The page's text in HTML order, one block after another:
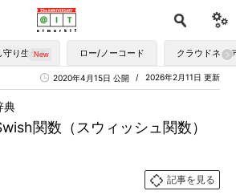
守り生かす ロー/ノーコード クラウドネイ
2026年2月11日 更新
2020年4月15日 公開
関数（スウィッシュ関数）
典
記事を見る